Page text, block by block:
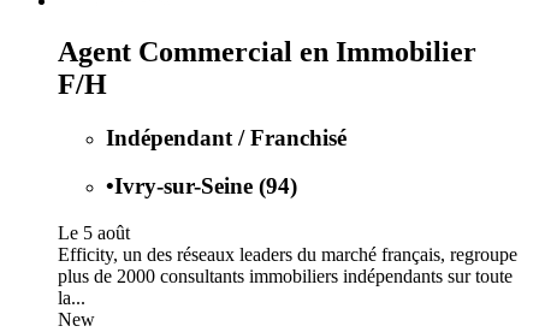
Agent Commercial en Immobilier
F/H
Indépendant / Franchisé
•Ivry-sur-Seine (94)
Le 5 août
Efficity, un des réseaux leaders du marché français, regroupe
plus de 2000 consultants immobiliers indépendants sur toute
la...
New